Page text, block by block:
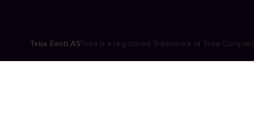
Telia Eesti ASTelia is a registered Trademark of Telia